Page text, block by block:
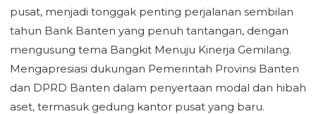
pusat, menjadi tonggak penting perjalanan sembilan
tahun Bank Banten yang penuh tantangan, dengan
mengusung tema Bangkit Menuju Kinerja Gemilang.
Mengapresiasi dukungan Pemerintah Provinsi Banten
dan DPRD Banten dalam penyertaan modal dan hibah
aset, termasuk gedung kantor pusat yang baru.